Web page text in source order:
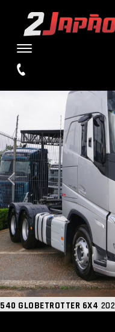
WARNING: UNDEFINED
/HOME/STORAGE/4/1D/E5/
ON LINE
540 GLOBETROTTER 6X4